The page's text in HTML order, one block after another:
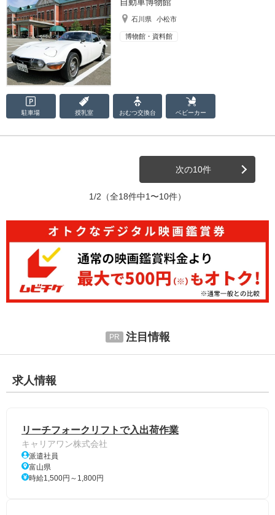
石川県 小松市
博物館・資料館
駐車場 授乳室 おむつ交換台 ベビーカー
次の10件
1/2 （全18件中1〜10件）
注目情報
求人情報
リーチフォークリフトで入出荷作業
キャリアワン株式会社
派遣社員
富山県
時給1,500円～1,800円